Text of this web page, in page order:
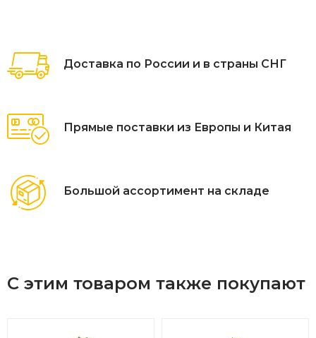
Доставка по России и в страны СНГ
Прямые поставки из Европы и Китая
Большой ассортимент на складе
С этим товаром также покупают